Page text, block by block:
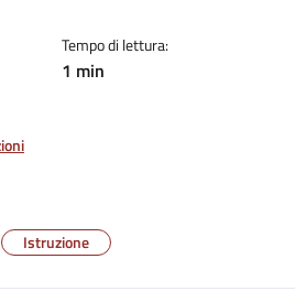
Tempo di lettura:
1 min
Istruzione